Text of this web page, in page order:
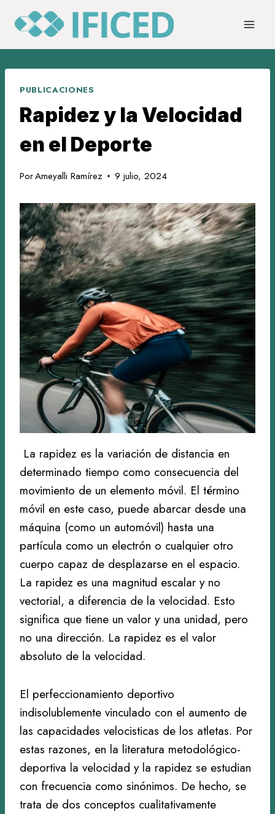
contenido
PUBLICACIONES
Rapidez y la Velocidad
en el Deporte
PorAmeyalli Ramírez 9 julio, 2024
La rapidez es la variación de distancia en
determinado tiempo como consecuencia del
movimiento de un elemento móvil. El término
móvil en este caso, puede abarcar desde una
máquina (como un automóvil) hasta una
partícula como un electrón o cualquier otro
cuerpo capaz de desplazarse en el espacio.
La rapidez es una magnitud escalar y no
vectorial, a diferencia de la velocidad. Esto
significa que tiene un valor y una unidad, pero
no una dirección. La rapidez es el valor
absoluto de la velocidad.
El perfeccionamiento deportivo
indisolublemente vinculado con el aumento de
las capacidades velocisticas de los atletas. Por
estas razones, en la literatura metodológico-
deportiva la velocidad y la rapidez se estudian
con frecuencia como sinónimos. De hecho, se
trata de dos conceptos cualitativamente